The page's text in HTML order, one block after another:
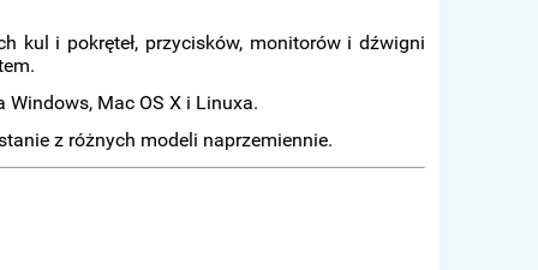
kul i pokręteł, przycisków, monitorów i dźwigni
Mac OS X i Linuxa.
z różnych modeli naprzemiennie.